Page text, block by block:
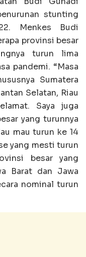
stunting
Menkes Budi
provinsi besar
turun lima
pandemi. “Masa
Sumatera
Selatan, Riau
Saya juga
yang turunnya
mau turun ke 14
yang mesti turun
besar yang
Barat dan Jawa
nominal turun